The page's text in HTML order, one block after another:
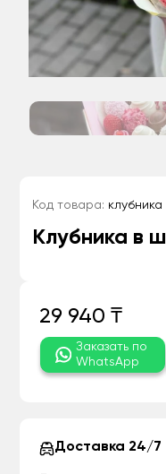
Код товара:
Клубника в
29 940 ₸
Заказать по
WhatsApp
Доставка 24/7